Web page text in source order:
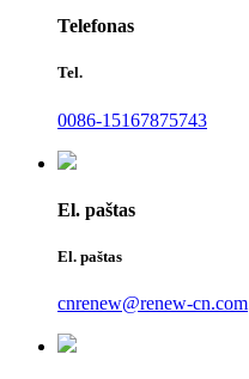
Telefonas
Tel.
0086-15167875743
El. paštas
El. paštas
cnrenew@renew-cn.com